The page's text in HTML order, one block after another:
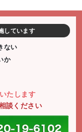
しています
ない
か
たします
談ください